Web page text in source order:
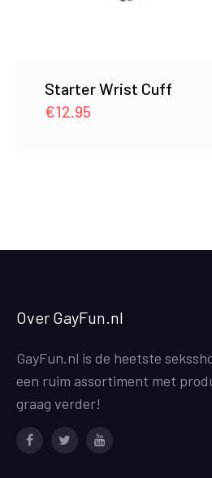
Starter Wrist Cuff
€12.95
Over GayFun.nl
GayFun.nl is de heetste
een ruim assortiment met
graag verder!